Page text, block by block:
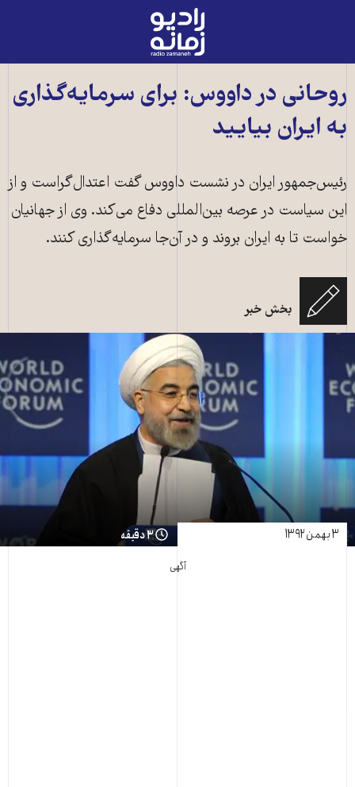
رادیو
زمانه
صفحه
اصلی
روحانی در داووس: برای سرمايه‌گذاری
به ايران بياييد
رئيس‌جمهور ايران در نشست داووس گفت اعتدال‌گراست و از
اين سياست در عرصه بين‌المللی دفاع می‌کند. وی از جهانيان
خواست تا به ايران بروند و در آن‌جا سرمايه‌گذاری کنند.
بخش خبر
۳ بهمن ۱۳۹۲ ۳ دقیقه
آگهی